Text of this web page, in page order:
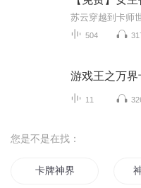
504
游戏王之万界
11
您是不是在找：
卡牌神界